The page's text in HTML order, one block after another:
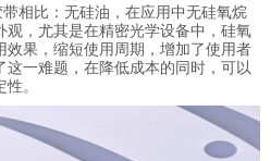
相比：无硅油，在应用中无硅氧烷
，尤其是在精密光学设备中，硅氧
果，缩短使用周期，增加了使用者
一难题，在降低成本的同时，可以
。